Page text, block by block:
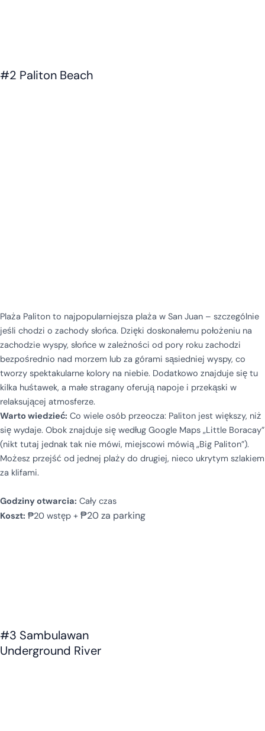
#2 Paliton Beach
Plaża Paliton to najpopularniejsza plaża w San Juan – szczególnie
jeśli chodzi o zachody słońca. Dzięki doskonałemu położeniu na
zachodzie wyspy, słońce w zależności od pory roku zachodzi
bezpośrednio nad morzem lub za górami sąsiedniej wyspy, co
tworzy spektakularne kolory na niebie. Dodatkowo znajduje się tu
kilka huśtawek, a małe stragany oferują napoje i przekąski w
relaksującej atmosferze.
Warto wiedzieć: Co wiele osób przeocza: Paliton jest większy, niż
się wydaje. Obok znajduje się według Google Maps „Little Boracay”
(nikt tutaj jednak tak nie mówi, miejscowi mówią „Big Paliton”).
Możesz przejść od jednej plaży do drugiej, nieco ukrytym szlakiem
za klifami.
Godziny otwarcia: Cały czas
Koszt: ₱20 wstęp + ₱20 za parking
#3 Sambulawan
Underground River